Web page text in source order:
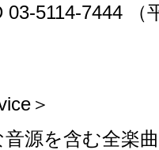
03-5114-7444
（
＞
源を含む全楽